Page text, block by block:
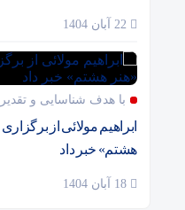
با هدف شناسایی و
ابراهیم مولائی از
هشتم» خبر داد